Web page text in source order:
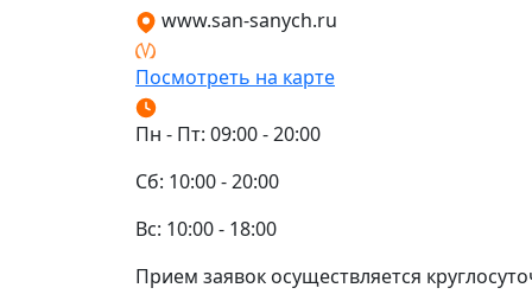
www.san-sanych.ru
Посмотреть на карте
Пн - Пт: 09:00 - 20:00
Сб: 10:00 - 20:00
Вс: 10:00 - 18:00
Прием заявок осуществляется